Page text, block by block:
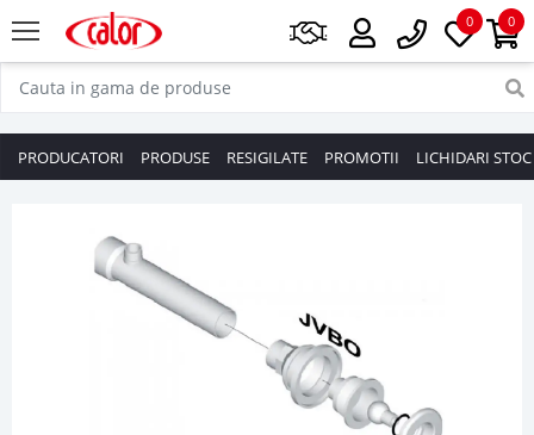
0
0
PRODUCATORI PRODUSE RESIGILATE PROMOTII LICHIDARI STOC